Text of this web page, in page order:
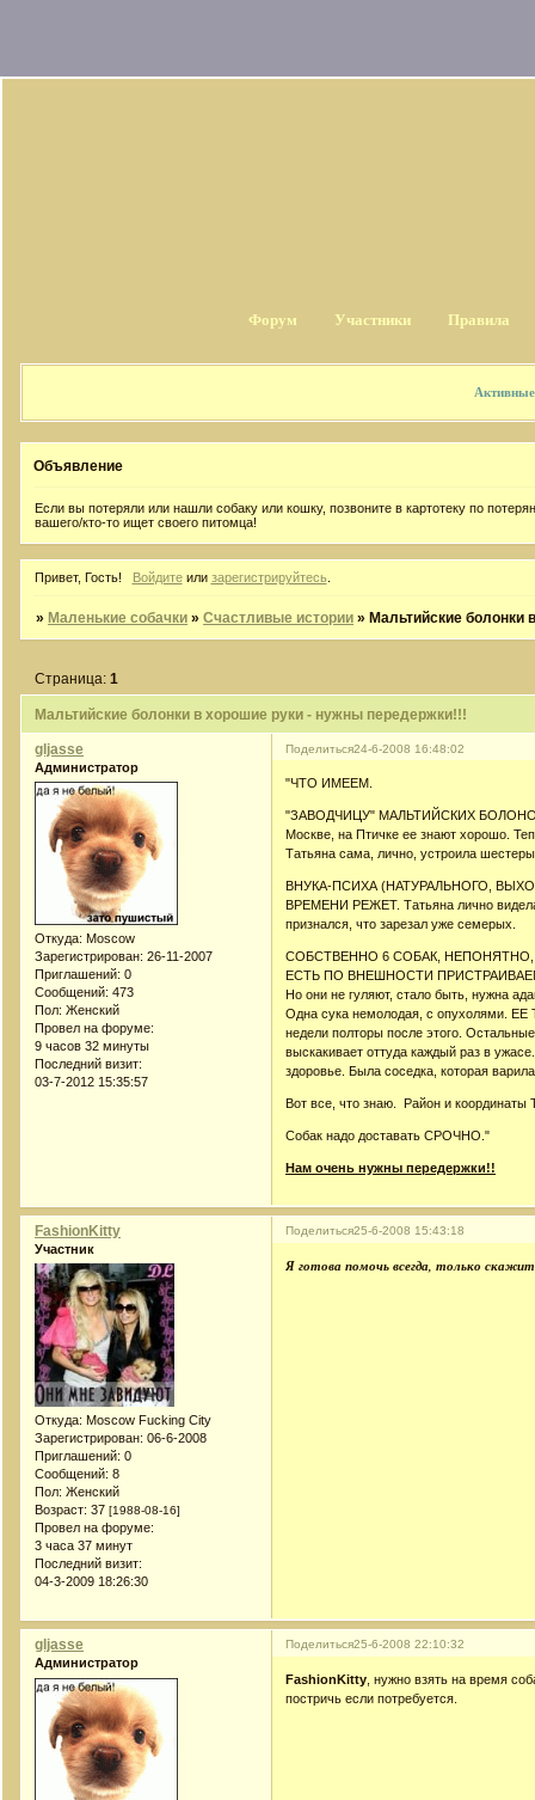
Форум Участники Правила
Объявление
Если вы потеряли или нашли собаку или кошку, позвоните в картотеку по
вашего/кто-то ищет своего питомца!
Привет, Гость! Войдитеили зарегистрируйтесь
» Маленькие собачки »Счастливые истории » Мальтийские болонки
Мальтийские болонки в хорошие руки - нужны передержки!!!
Страница:1
Поделиться24-6-2008 16:48:02
gljasse
Администратор
Откуда: Moscow
Зарегистрирован: 26-11-2007
Приглашений: 0
Сообщений: 473
Пол: Женский
Провел на форуме:
9 часов 32 минуты
Последний визит:
03-7-2012 15:35:57
"ЧТО ИМЕЕМ.
"ЗАВОДЧИЦУ" МАЛЬТИЙСКИХ
Москве, на Птичке ее знают хорошо.
Татьяна сама, лично, устроила
ВНУКА-ПСИХА (НАТУРАЛЬНОГО,
ВРЕМЕНИ РЕЖЕТ. Татьяна лично
признался, что зарезал уже семерых.
СОБСТВЕННО 6 СОБАК,
ЕСТЬ ПО ВНЕШНОСТИ
Но они не гуляют, стало быть, нужна
Одна сука немолодая, с опухолями. ЕЕ
недели полторы после этого.
выскакивает оттуда каждый раз в
здоровье. Была соседка, которая
Вот все, что знаю. Район и координаты
Собак надо доставать СРОЧНО."
Нам очень нужны передержки!!
Поделиться25-6-2008 15:43:18
FashionKitty
Участник
Откуда: Moscow Fucking City
Зарегистрирован: 06-6-2008
Приглашений: 0
Сообщений: 8
Пол: Женский
Возраст: 37 [1988-08-16]
Провел на форуме:
3 часа 37 минут
Последний визит:
04-3-2009 18:26:30
Я готова помочь всегда, только
Поделиться25-6-2008 22:10:32
gljasse
Администратор
FashionKitty , нужно взять на время
постричь если потребуется.